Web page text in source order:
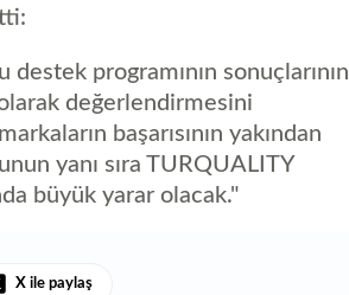
programının sonuçlarının
olarak değerlendirmesini
başarısının yakından
yanı sıra TURQUALITY
büyük yarar olacak."
X ile paylaş